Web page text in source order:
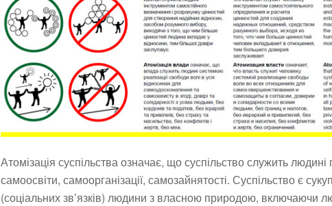
Атомізація суспільства означає, що суспільство служить
самоосвіти, самоорганізації, самозайнятості. Суспільство є
(соціальних зв’язків) людини з власною природою, включаючи